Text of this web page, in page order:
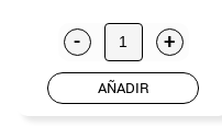
- +
AÑADIR